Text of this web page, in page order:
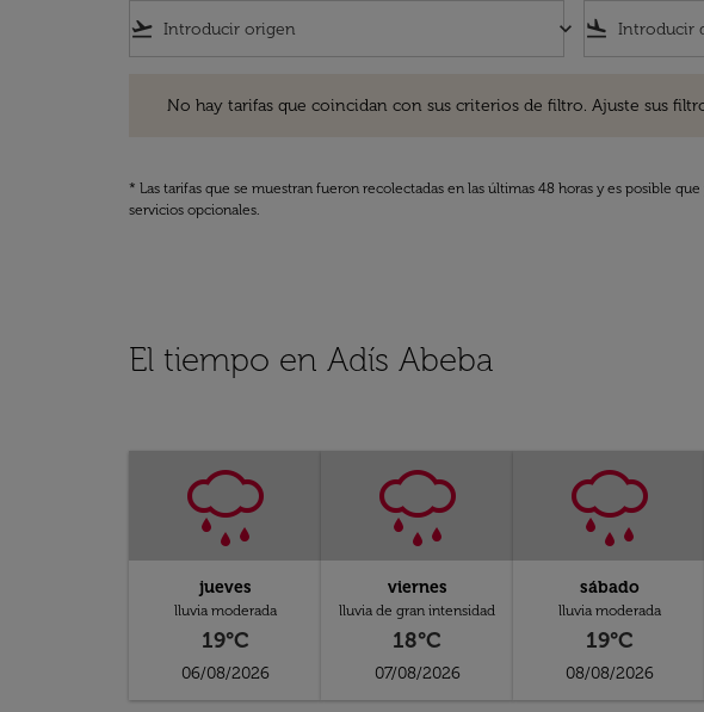
flight_takeoff keyboard_arrow_down flight_land
No hay tarifas que coincidan con sus criterios de filtro. Ajuste sus
* Las tarifas que se muestran fueron recolectadas en las últimas 48 horas y es posible
servicios opcionales.
El tiempo en Adís Abeba
jueves
lluvia moderada
19°C
06/08/2026
viernes
lluvia de gran intensidad
18°C
07/08/2026
sábado
lluvia moderada
19°C
08/08/2026